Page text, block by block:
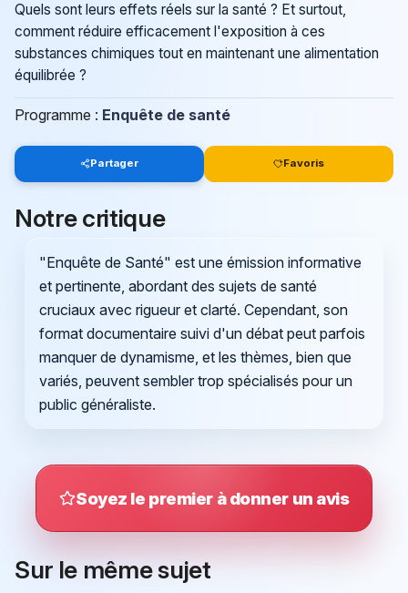
Quels sont leurs effets réels sur la santé ? Et surtout,
comment réduire efficacement l'exposition à ces
substances chimiques tout en maintenant une alimentation
équilibrée ?
Programme : Enquête de santé
Partager Favoris
Notre critique
"Enquête de Santé" est une émission informative
et pertinente, abordant des sujets de santé
cruciaux avec rigueur et clarté. Cependant, son
format documentaire suivi d'un débat peut parfois
manquer de dynamisme, et les thèmes, bien que
variés, peuvent sembler trop spécialisés pour un
public généraliste.
Soyez le premier à donner un avis
Sur le même sujet